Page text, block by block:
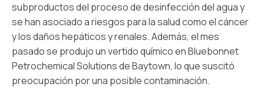
subproductos del proceso de desinfección del agua y
se han asociado a riesgos para la salud como el cáncer
y los daños hepáticos y renales. Además, el mes
pasado se produjo un vertido químico en Bluebonnet
Petrochemical Solutions de Baytown, lo que suscitó
preocupación por una posible contaminación.